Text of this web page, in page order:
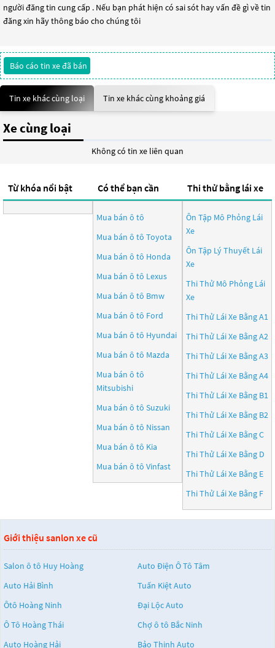
người đăng tin cung cấp . Nếu bạn phát hiện có sai sót hay vấn đề gì về tin
đăng xin hãy thông báo cho chúng tôi
Báo cáo tin xe đã bán
Tin xe khác cùng loại Tin xe khác cùng khoảng giá
Xe cùng loại
Không có tin xe liên quan
Từ khóa nổi bật Có thể bạn cần
Mua bán ô tô
Mua bán ô tô Toyota
Mua bán ô tô Honda
Mua bán ô tô Lexus
Mua bán ô tô Bmw
Mua bán ô tô Ford
Mua bán ô tô Hyundai
Mua bán ô tô Mazda
Mua bán ô tô
Mitsubishi
Mua bán ô tô Suzuki
Mua bán ô tô Nissan
Mua bán ô tô Kia
Mua bán ô tô Vinfast
Thi thử bằng lái xe
Ôn Tập Mô Phỏng Lái
Xe
Ôn Tập Lý Thuyết Lái
Xe
Thi Thử Mô Phỏng Lái
Xe
Thi Thử Lái Xe Bằng A1
Thi Thử Lái Xe Bằng A2
Thi Thử Lái Xe Bằng A3
Thi Thử Lái Xe Bằng A4
Thi Thử Lái Xe Bằng B1
Thi Thử Lái Xe Bằng B2
Thi Thử Lái Xe Bằng C
Thi Thử Lái Xe Bằng D
Thi Thử Lái Xe Bằng E
Thi Thử Lái Xe Bằng F
Giới thiệu sanlon xe cũ
Salon ô tô Huy Hoàng
Auto Điện Ô Tô Tâm
Auto Hải Bình
Tuấn Kiệt Auto
Ôtô Hoàng Ninh
Đại Lộc Auto
Ô Tô Hoàng Thái
Chợ ô tô Bắc Ninh
Auto Hoàng Hải
Bảo Thịnh Auto